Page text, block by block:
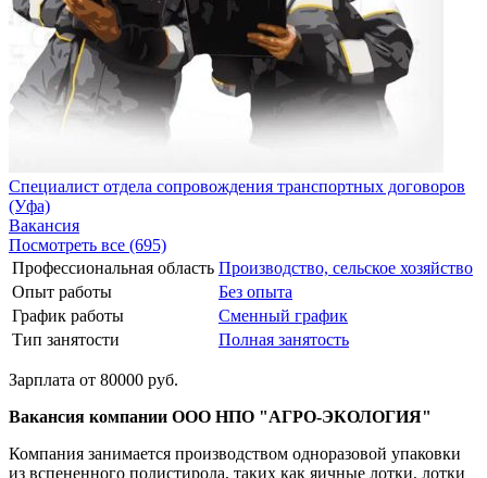
Специалист отдела сопровождения транспортных договоров
(Уфа)
Вакансия
Посмотреть все (695)
Профессиональная область Производство, сельское хозяйство
Опыт работы
Без опыта
График работы
Сменный график
Тип занятости
Полная занятость
Зарплата от 80000 руб.
Вакансия компании ООО НПО "АГРО-ЭКОЛОГИЯ"
Компания занимается производством одноразовой упаковки
из вспененного полистирола, таких как яичные лотки, лотки